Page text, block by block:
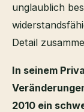
unglaublich
Detail
In seinem
2010 ein